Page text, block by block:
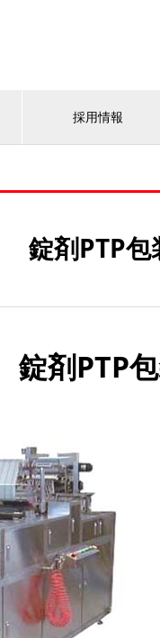
採用情報
錠剤PTP包
錠剤PTP